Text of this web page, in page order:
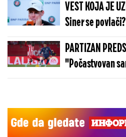
VEST KOJA JE
Siner se povlači?
PARTIZAN
"Počastvovan
sa velikom